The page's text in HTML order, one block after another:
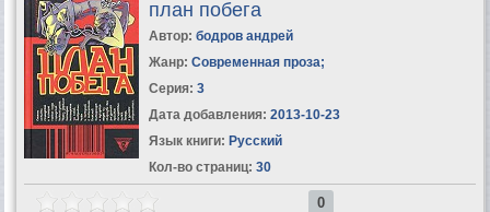
план побега
Автор: бодров андрей
Жанр: Современная проза;
Серия: 3
Дата добавления: 2013-10-23
Язык книги: Русский
Кол-во страниц: 30
0